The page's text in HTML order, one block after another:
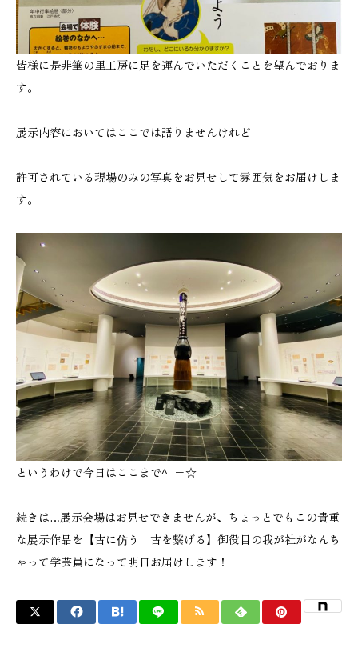
皆様に是非筆の里工房に足を運んでいただくことを望んでおりま
す。
展示内容においてはここでは語りませんけれど
許可されている現場のみの写真をお見せして雰囲気をお届けしま
す。
というわけで今日はここまで^_−☆
続きは…展示会場はお見せできませんが、ちょっとでもこの貴重
な展示作品を【古に仿う 古を繋げる】御役目の我が社がなんち
ゃって学芸員になって明日お届けします！